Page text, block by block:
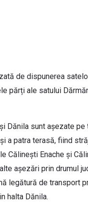
de dispunerea
părți ale satului
sunt așezate pe
a patra terasă, fiind
Călinești Enache și
așezări prin drumul
legătură de transport
halta Dănila.